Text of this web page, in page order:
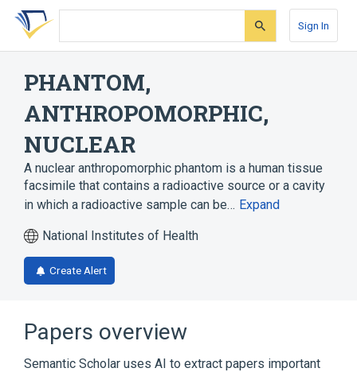
Skip
search
Skip
Skip
account
Sign In
PHANTOM,
ANTHROPOMORPHIC,
NUCLEAR
A nuclear anthropomorphic phantom is a human tissue
facsimile that contains a radioactive source or a cavity
in which a radioactive sample can be… Expand
National Institutes of Health
Create Alert
Papers overview
Semantic Scholar uses AI to extract papers important